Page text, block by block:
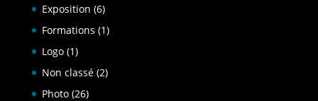
Exposition (6)
Formations (1)
Logo(1)
Non classé(2)
Photo(26)